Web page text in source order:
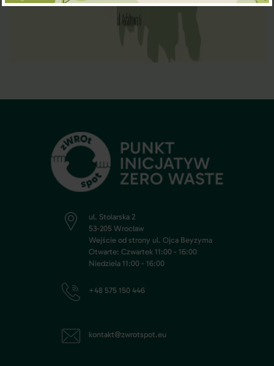
ul. Stolarska 2
53-205 Wrocław
Wejście od strony ul. Ojca Beyzyma
Otwarte: Czwartek 11:00 - 16:00
Niedziela 11:00 - 16:00
+48 575 150 446
kontakt@zwrotspot.eu